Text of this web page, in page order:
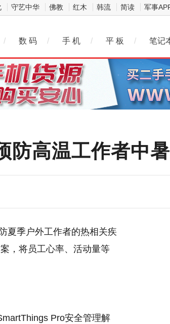
守艺中华 佛教 红木 韩流 简读 军事
/ 数 码 / 手 机 / 平 板 / 笔记
防高温工作者中暑
夏季户外工作者的热相关疾
，将员工心率、活动量等
Pro安全管理解